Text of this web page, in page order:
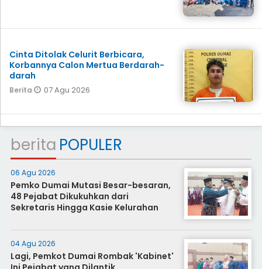
Cinta Ditolak Celurit Berbicara,
Korbannya Calon Mertua Berdarah-
darah
Berita 07 Agu 2026
berita POPULER
06 Agu 2026
Pemko Dumai Mutasi Besar-besaran,
48 Pejabat Dikukuhkan dari
Sekretaris Hingga Kasie Kelurahan
04 Agu 2026
Lagi, Pemkot Dumai Rombak 'Kabinet'